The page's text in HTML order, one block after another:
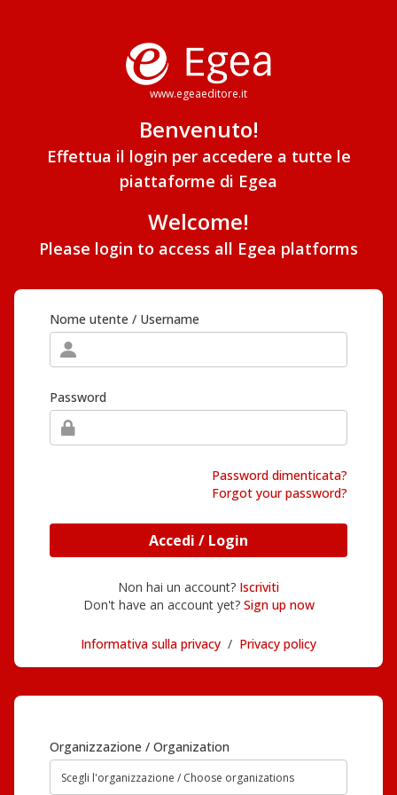
www.egeaeditore.it
Benvenuto!
Effettua il login per accedere a tutte le
piattaforme di Egea
Welcome!
Please login to access all Egea platforms
Nome utente / Username
Password
Password dimenticata?
Forgot your password?
Accedi / Login
Non hai un account? Iscriviti
Don't have an account yet? Sign up now
Informativa sulla privacy / Privacy policy
Organizzazione / Organization